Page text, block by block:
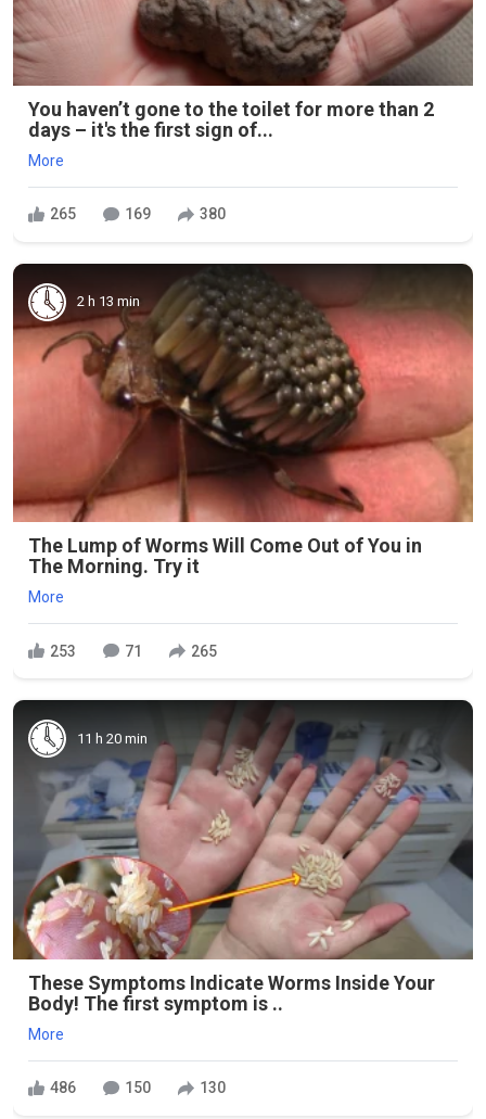
You haven’t gone to the toilet for more than 2
days – it's the first sign of...
More
265 169 380
2 h 13 min
The Lump of Worms Will Come Out of You in
The Morning. Try it
More
253 71 265
11 h 20 min
These Symptoms Indicate Worms Inside Your
Body! The first symptom is ..
More
486 150 130